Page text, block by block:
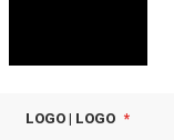
LOGO | LOGO